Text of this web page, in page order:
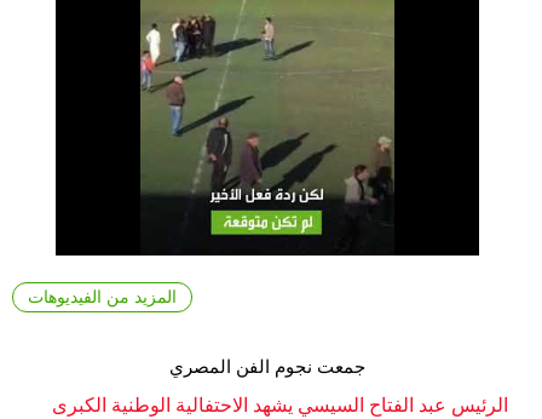
المزيد من الفيديوهات
جمعت نجوم الفن المصري
الرئيس عبد الفتاح السيسي يشهد الاحتفالية الوطنية الكبرى